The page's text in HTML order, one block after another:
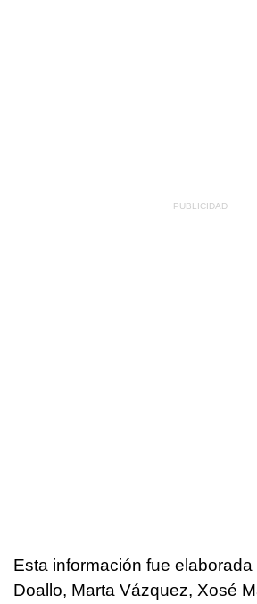
Esta información fue elaborada
Doallo, Marta Vázquez, Xosé